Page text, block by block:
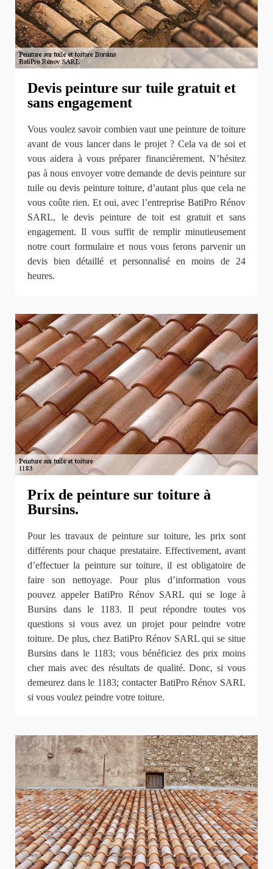
Devis peinture sur tuile gratuit et
sans engagement
Vous voulez savoir combien vaut une peinture de toiture
avant de vous lancer dans le projet ? Cela va de soi et
vous aidera à vous préparer financièrement. N’hésitez
pas à nous envoyer votre demande de devis peinture sur
tuile ou devis peinture toiture, d’autant plus que cela ne
vous coûte rien. Et oui, avec l’entreprise BatiPro Rénov
SARL, le devis peinture de toit est gratuit et sans
engagement. Il vous suffit de remplir minutieusement
notre court formulaire et nous vous ferons parvenir un
devis bien détaillé et personnalisé en moins de 24
heures.
Prix de peinture sur toiture à
Bursins.
Pour les travaux de peinture sur toiture, les prix sont
différents pour chaque prestataire. Effectivement, avant
d’effectuer la peinture sur toiture, il est obligatoire de
faire son nettoyage. Pour plus d’information vous
pouvez appeler BatiPro Rénov SARL qui se loge à
Bursins dans le 1183. Il peut répondre toutes vos
questions si vous avez un projet pour peindre votre
toiture. De plus, chez BatiPro Rénov SARL qui se situe
Bursins dans le 1183; vous bénéficiez des prix moins
cher mais avec des résultats de qualité. Donc, si vous
demeurez dans le 1183; contacter BatiPro Rénov SARL
si vous voulez peindre votre toiture.